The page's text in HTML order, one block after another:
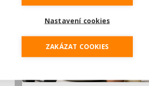
Nastavení cookies
ZAKÁZAT COOKIES